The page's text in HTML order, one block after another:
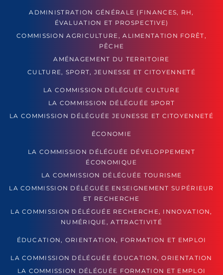
ADMINISTRATION GÉNÉRALE (FINANCES, RH,
ÉVALUATION ET PROSPECTIVE)
COMMISSION AGRICULTURE, ALIMENTATION FORÊT,
PÊCHE
AMÉNAGEMENT DU TERRITOIRE
CULTURE, SPORT, JEUNESSE ET CITOYENNETÉ
LA COMMISSION DÉLÉGUÉE CULTURE
LA COMMISSION DÉLÉGUÉE SPORT
LA COMMISSION DÉLÉGUÉE JEUNESSE ET CITOYENNETÉ
ÉCONOMIE
LA COMMISSION DÉLÉGUÉE DÉVELOPPEMENT
ÉCONOMIQUE
LA COMMISSION DÉLÉGUÉE TOURISME
LA COMMISSION DÉLÉGUÉE ENSEIGNEMENT SUPÉRIEUR
ET RECHERCHE
LA COMMISSION DÉLÉGUÉE RECHERCHE, INNOVATION,
NUMÉRIQUE, ATTRACTIVITÉ
ÉDUCATION, ORIENTATION, FORMATION ET EMPLOI
LA COMMISSION DÉLÉGUÉE ÉDUCATION, ORIENTATION
LA COMMISSION DÉLÉGUÉE FORMATION ET EMPLOI